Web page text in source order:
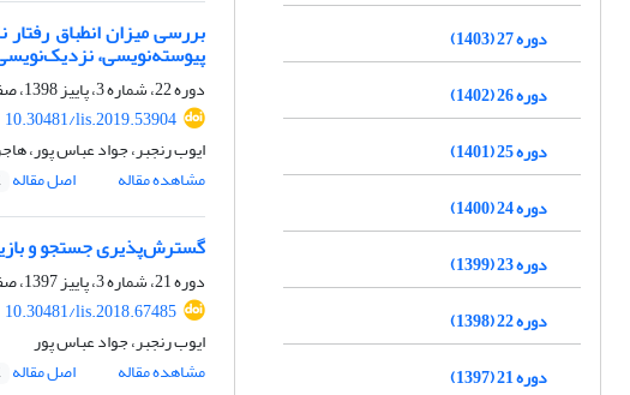
بررسی میزان انطباق
پیوسته‌نویسی،
دوره 22، شماره 3، پاییز 1398، صفحه
10.30481/lis.2019.53904
ایوب رنجبر، جواد عباس پور،
مشاهده مقاله
اصل مقاله
گسترش‌پذیری جستجو و
دوره 21، شماره 3، پاییز 1397، صفحه
10.30481/lis.2018.67485
ایوب رنجبر، جواد عباس پور
مشاهده مقاله
اصل مقاله
دوره 27 (1403)
دوره 26 (1402)
دوره 25 (1401)
دوره 24 (1400)
دوره 23 (1399)
دوره 22 (1398)
دوره 21 (1397)